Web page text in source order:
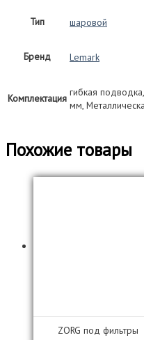
Тип шаровой
Бренд Lemark
Комплектация
гибкая
мм,
Похожие товары
ZORG под фильтры